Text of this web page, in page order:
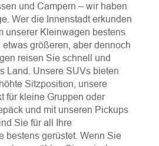
und Campern – wir haben
Wer die Innenstadt erkunden
unserer Kleinwagen bestens
größeren, aber dennoch
reisen Sie schnell und
Land. Unsere SUVs bieten
Sitzposition, unsere
für kleine Gruppen oder
und mit unseren Pickups
Sie für all Ihre
bestens gerüstet. Wenn Sie